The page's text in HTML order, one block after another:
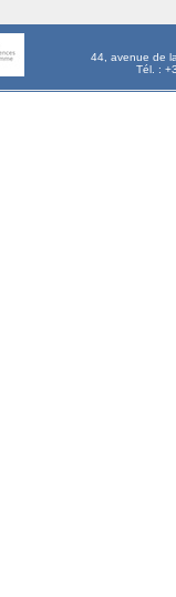
44, avenue de
Tél. :